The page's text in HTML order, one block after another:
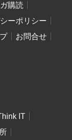
購読
ーポリシー
お問合せ
IT